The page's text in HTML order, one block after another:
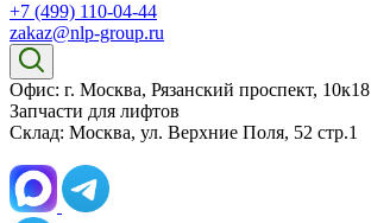
+7 (499) 110-04-44
zakaz@nlp-group.ru
Офис: г. Москва, Рязанский проспект, 10к18
Запчасти для лифтов
Склад: Москва, ул. Верхние Поля, 52 стр.1